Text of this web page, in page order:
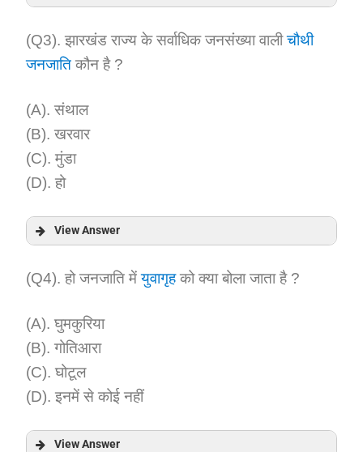
Answer:
(Q3). झारखंड राज्य के सर्वाधिक जनसंख्या वालीचौथी
जनजाति कौन है ?
(A). संथाल
(B). खरवार
(C). मुंडा
(D). हो
View Answer
Answer:
Explanation:
(Q4). हो जनजाति मेंयुवागृहको क्या बोला जाता है ?
(A). घुमकुरिया
(B). गोतिआरा
(C). घोटूल
(D). इनमें से कोई नहीं
View Answer